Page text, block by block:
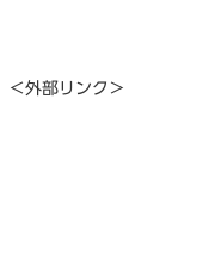
＜外部リンク＞